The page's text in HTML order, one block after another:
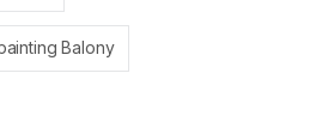
Balony